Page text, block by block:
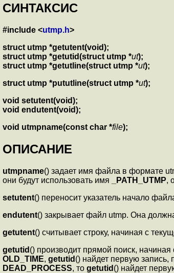
СИНТАКСИС
#include <utmp.h>
struct utmp *getutent(void);
struct utmp *getutid(struct utmp *ut);
struct utmp *getutline(struct utmp *ut);
struct utmp *pututline(struct utmp *ut);
void setutent(void);
void endutent(void);
void utmpname(const char *file);
ОПИСАНИЕ
utmpname() задает имя файла в формате
они будут использовать имя
_PATH_UTMP,
setutent() переносит указатель начало
endutent() закрывает файл utmp. Она
getutent() считывает строку, начиная с
getutid () производит прямой поиск,
OLD_TIME, getutid () найдет первую запись,
DEAD_PROCESS, то getutid () найдет